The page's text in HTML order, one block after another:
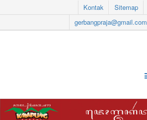
Kontak
Sitemap
gerbangpraja@gmail.com